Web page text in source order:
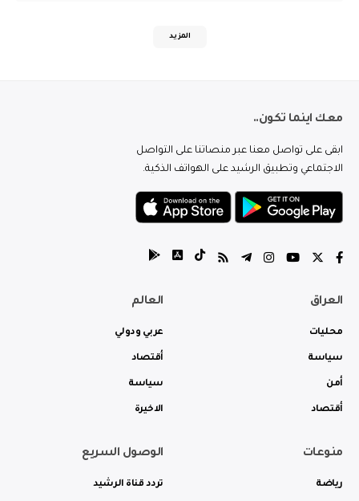
المزيد
معك اينما تكون..
ابقى على تواصل معنا عبر منصاتنا على التواصل
الاجتماعي وتطبيق الرشيد على الهواتف الذكية.
العراق
محليات
سياسة
أمن
أقتصاد
العالم
عربي ودولي
أقتصاد
سياسة
الاخيرة
منوعات
رياضة
الوصول السريع
تردد قناة الرشيد